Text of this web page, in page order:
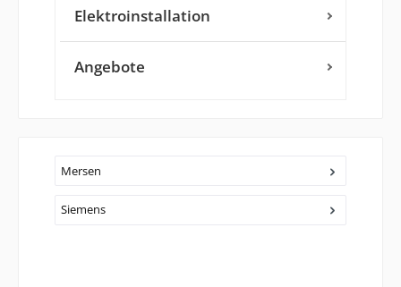
Elektroinstallation
Angebote
Mersen
Siemens